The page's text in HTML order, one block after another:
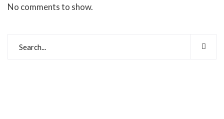
No comments to show.